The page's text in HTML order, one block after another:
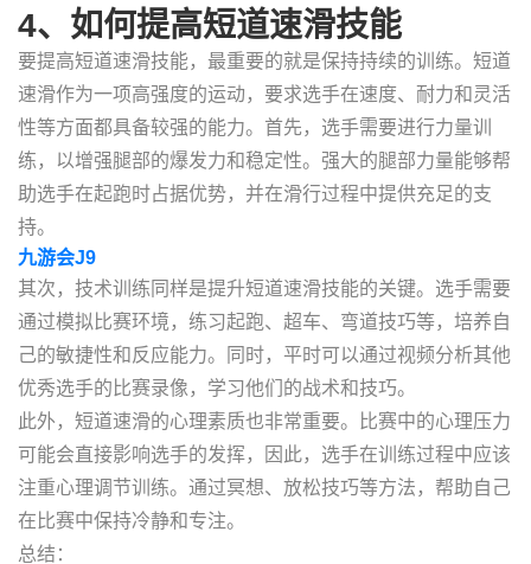
4、如何提高短道速滑技能
要提高短道速滑技能，最重要的就是保持持续的训练。短道
速滑作为一项高强度的运动，要求选手在速度、耐力和灵活
性等方面都具备较强的能力。首先，选手需要进行力量训
练，以增强腿部的爆发力和稳定性。强大的腿部力量能够帮
助选手在起跑时占据优势，并在滑行过程中提供充足的支
持。
九游会J9
其次，技术训练同样是提升短道速滑技能的关键。选手需要
通过模拟比赛环境，练习起跑、超车、弯道技巧等，培养自
己的敏捷性和反应能力。同时，平时可以通过视频分析其他
优秀选手的比赛录像，学习他们的战术和技巧。
此外，短道速滑的心理素质也非常重要。比赛中的心理压力
可能会直接影响选手的发挥，因此，选手在训练过程中应该
注重心理调节训练。通过冥想、放松技巧等方法，帮助自己
在比赛中保持冷静和专注。
总结：